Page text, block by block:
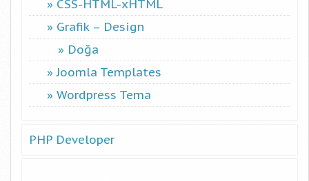
CSS-HTML-xHTML
Grafik – Design
Doğa
Joomla Templates
Wordpress Tema
PHP Developer